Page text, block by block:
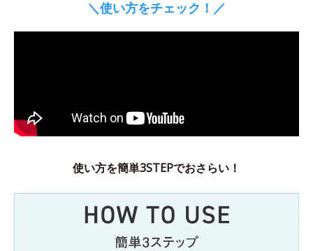
＼使い方をチェック！／
使い方を簡単3STEPでおさらい！